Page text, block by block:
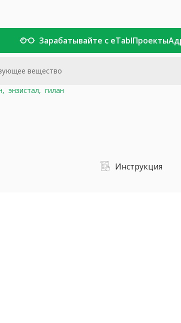
Зарабатывайте с eTablПроекты
энзистал, гилан
Инструкция